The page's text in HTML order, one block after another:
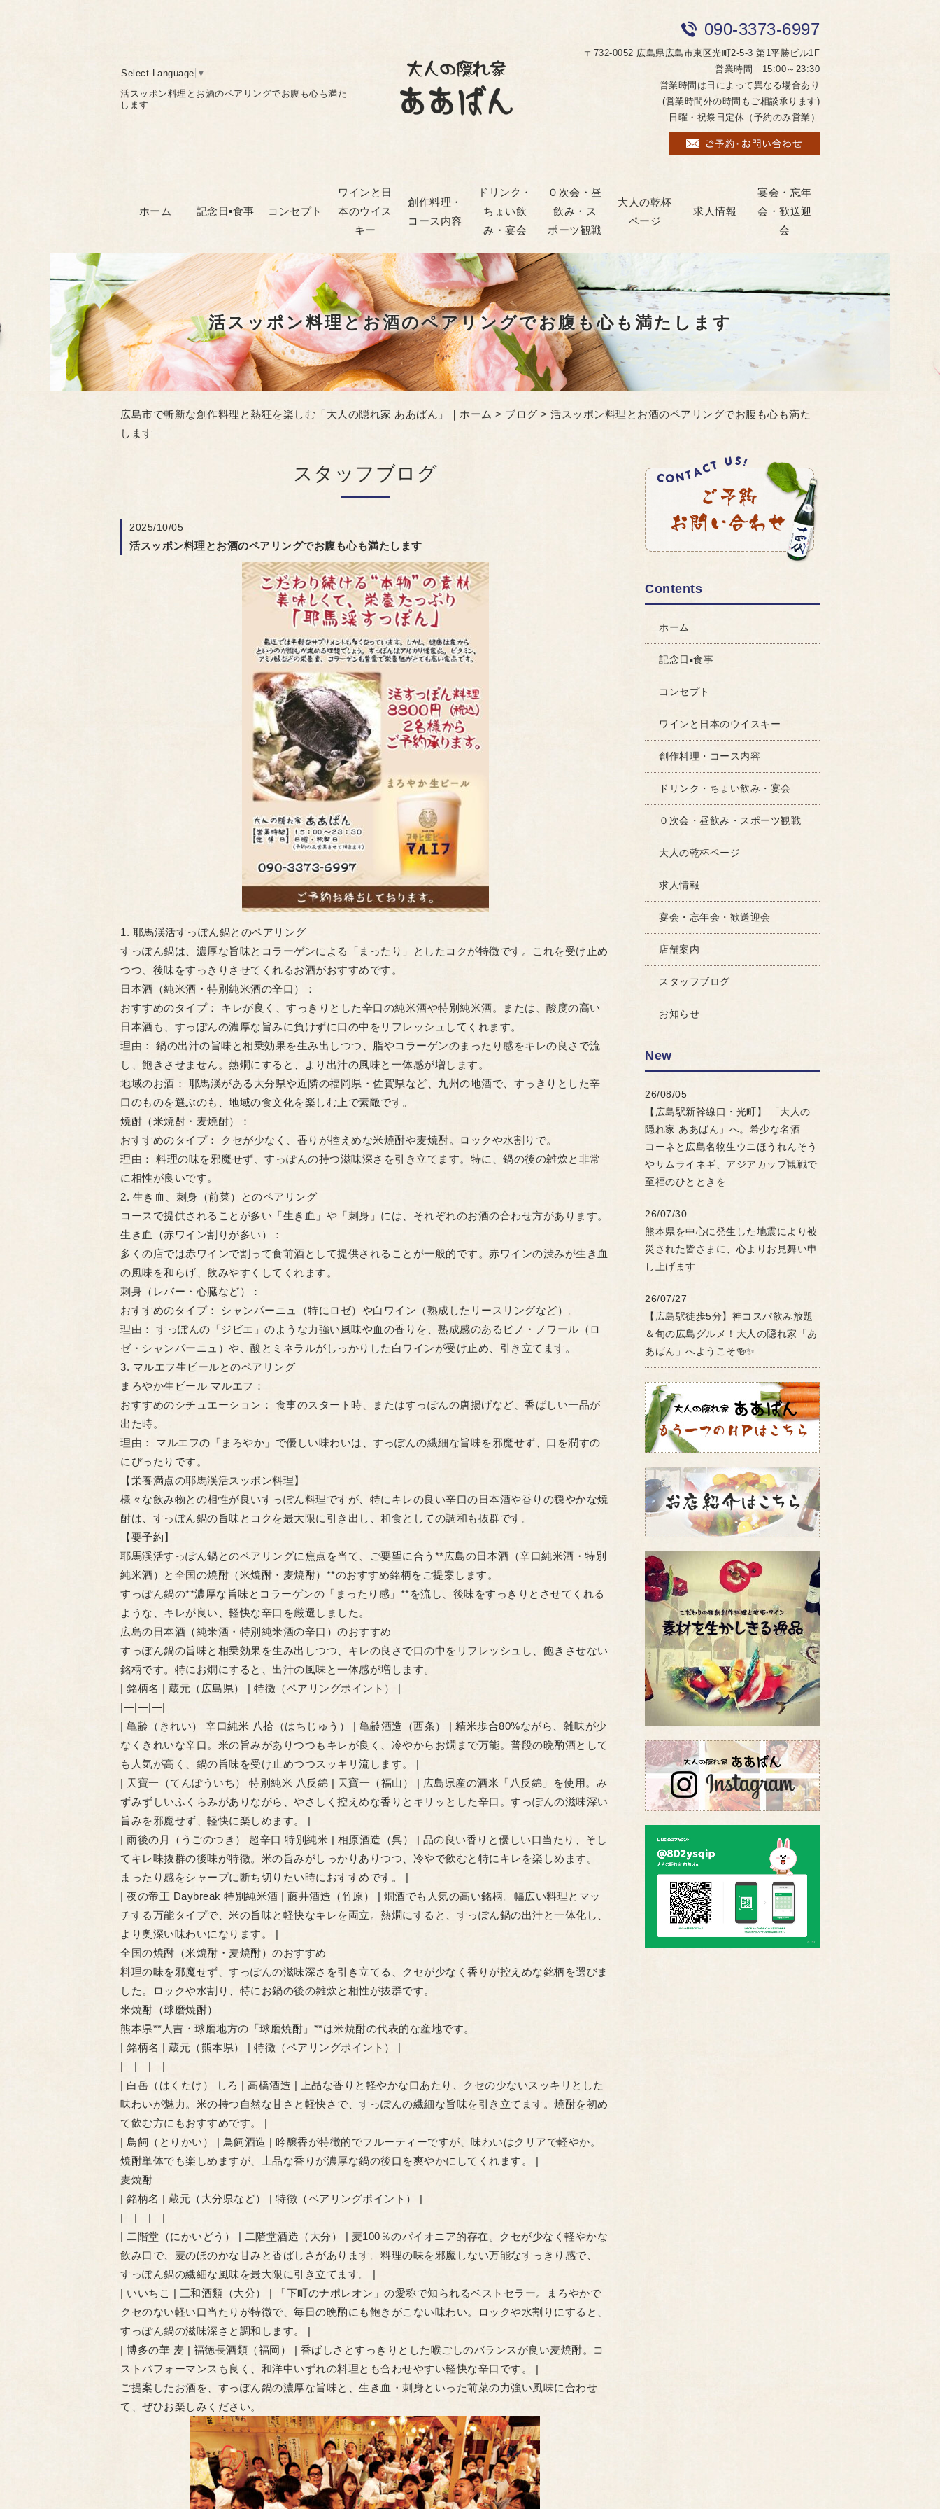
Select Language ▼
活スッポン料理とお酒のペアリングでお腹も心も満た
します
090-3373-6997
〒732-0052 広島県広島市東区光町2-5-3 第1平勝ビル1F
営業時間 15:00～23:30
営業時間は日によって異なる場合あり
(営業時間外の時間もご相談承ります)
日曜・祝祭日定休（予約のみ営業）
ホーム 記念日▪食事 コンセプト
ワインと日
本のウイス
キー
創作料理・
コース内容
ドリンク・
ちょい飲
み・宴会
０次会・昼
飲み・ス
ポーツ観戦
大人の乾杯
ページ
求人情報
宴会・忘年
会・歓送迎
会
活スッポン料理とお酒のペアリングでお腹も心も満たします
広島市で斬新な創作料理と熱狂を楽しむ「大人の隠れ家 ああばん」｜ホーム > ブログ > 活スッポン料理とお酒のペアリングでお腹も心も満た
します
スタッフブログ
2025/10/05
活スッポン料理とお酒のペアリングでお腹も心も満たします
1. 耶馬渓活すっぽん鍋とのペアリング
​すっぽん鍋は、濃厚な旨味とコラーゲンによる「まったり」としたコクが特徴です。これを受け止め
つつ、後味をすっきりさせてくれるお酒がおすすめです。
​日本酒（純米酒・特別純米酒の辛口）：
​おすすめのタイプ： キレが良く、すっきりとした辛口の純米酒や特別純米酒。または、酸度の高い
日本酒も、すっぽんの濃厚な旨みに負けずに口の中をリフレッシュしてくれます。
​理由： 鍋の出汁の旨味と相乗効果を生み出しつつ、脂やコラーゲンのまったり感をキレの良さで流
し、飽きさせません。熱燗にすると、より出汁の風味と一体感が増します。
​地域のお酒： 耶馬渓がある大分県や近隣の福岡県・佐賀県など、九州の地酒で、すっきりとした辛
口のものを選ぶのも、地域の食文化を楽しむ上で素敵です。
​焼酎（米焼酎・麦焼酎）：
​おすすめのタイプ： クセが少なく、香りが控えめな米焼酎や麦焼酎。ロックや水割りで。
​理由： 料理の味を邪魔せず、すっぽんの持つ滋味深さを引き立てます。特に、鍋の後の雑炊と非常
に相性が良いです。
​2. 生き血、刺身（前菜）とのペアリング
​コースで提供されることが多い「生き血」や「刺身」には、それぞれのお酒の合わせ方があります。
​生き血（赤ワイン割りが多い）：
​多くの店では赤ワインで割って食前酒として提供されることが一般的です。赤ワインの渋みが生き血
の風味を和らげ、飲みやすくしてくれます。
​刺身（レバー・心臓など）：
​おすすめのタイプ： シャンパーニュ（特にロゼ）や白ワイン（熟成したリースリングなど）。
​理由： すっぽんの「ジビエ」のような力強い風味や血の香りを、熟成感のあるピノ・ノワール（ロ
ゼ・シャンパーニュ）や、酸とミネラルがしっかりした白ワインが受け止め、引き立てます。
​3. マルエフ生ビールとのペアリング
​まろやか生ビール マルエフ：
​おすすめのシチュエーション： 食事のスタート時、またはすっぽんの唐揚げなど、香ばしい一品が
出た時。
​理由： マルエフの「まろやか」で優しい味わいは、すっぽんの繊細な旨味を邪魔せず、口を潤すの
にぴったりです。
​【栄養満点の耶馬渓活スッポン料理】
​様々な飲み物との相性が良いすっぽん料理ですが、特にキレの良い辛口の日本酒や香りの穏やかな焼
酎は、すっぽん鍋の旨味とコクを最大限に引き出し、和食としての調和も抜群です。
【要予約】
耶馬渓活すっぽん鍋とのペアリングに焦点を当て、ご要望に合う**広島の日本酒（辛口純米酒・特別
純米酒）と全国の焼酎（米焼酎・麦焼酎）**のおすすめ銘柄をご提案します。
すっぽん鍋の**濃厚な旨味とコラーゲンの「まったり感」**を流し、後味をすっきりとさせてくれる
ような、キレが良い、軽快な辛口を厳選しました。
広島の日本酒（純米酒・特別純米酒の辛口）のおすすめ
すっぽん鍋の旨味と相乗効果を生み出しつつ、キレの良さで口の中をリフレッシュし、飽きさせない
銘柄です。特にお燗にすると、出汁の風味と一体感が増します。
| 銘柄名 | 蔵元（広島県） | 特徴（ペアリングポイント） |
|—|—|—|
| 亀齢（きれい） 辛口純米 八拾（はちじゅう） | 亀齢酒造（西条） | 精米歩合80%ながら、雑味が少
なくきれいな辛口。米の旨みがありつつもキレが良く、冷やからお燗まで万能。普段の晩酌酒として
も人気が高く、鍋の旨味を受け止めつつスッキリ流します。 |
| 天寶一（てんぽういち） 特別純米 八反錦 | 天寶一（福山） | 広島県産の酒米「八反錦」を使用。み
ずみずしいふくらみがありながら、やさしく控えめな香りとキリッとした辛口。すっぽんの滋味深い
旨みを邪魔せず、軽快に楽しめます。 |
| 雨後の月（うごのつき） 超辛口 特別純米 | 相原酒造（呉） | 品の良い香りと優しい口当たり、そし
てキレ味抜群の後味が特徴。米の旨みがしっかりありつつ、冷やで飲むと特にキレを楽しめます。
まったり感をシャープに断ち切りたい時におすすめです。 |
| 夜の帝王 Daybreak 特別純米酒 | 藤井酒造（竹原） | 燗酒でも人気の高い銘柄。幅広い料理とマッ
チする万能タイプで、米の旨味と軽快なキレを両立。熱燗にすると、すっぽん鍋の出汁と一体化し、
より奥深い味わいになります。 |
全国の焼酎（米焼酎・麦焼酎）のおすすめ
料理の味を邪魔せず、すっぽんの滋味深さを引き立てる、クセが少なく香りが控えめな銘柄を選びま
した。ロックや水割り、特にお鍋の後の雑炊と相性が抜群です。
米焼酎（球磨焼酎）
熊本県**人吉・球磨地方の「球磨焼酎」**は米焼酎の代表的な産地です。
| 銘柄名 | 蔵元（熊本県） | 特徴（ペアリングポイント） |
|—|—|—|
| 白岳（はくたけ） しろ | 高橋酒造 | 上品な香りと軽やかな口あたり、クセの少ないスッキリとした
味わいが魅力。米の持つ自然な甘さと軽快さで、すっぽんの繊細な旨味を引き立てます。焼酎を初め
て飲む方にもおすすめです。 |
| 鳥飼（とりかい） | 鳥飼酒造 | 吟醸香が特徴的でフルーティーですが、味わいはクリアで軽やか。
焼酎単体でも楽しめますが、上品な香りが濃厚な鍋の後口を爽やかにしてくれます。 |
麦焼酎
| 銘柄名 | 蔵元（大分県など） | 特徴（ペアリングポイント） |
|—|—|—|
| 二階堂（にかいどう） | 二階堂酒造（大分） | 麦100％のパイオニア的存在。クセが少なく軽やかな
飲み口で、麦のほのかな甘みと香ばしさがあります。料理の味を邪魔しない万能なすっきり感で、
すっぽん鍋の繊細な風味を最大限に引き立てます。 |
| いいちこ | 三和酒類（大分） | 「下町のナポレオン」の愛称で知られるベストセラー。まろやかで
クセのない軽い口当たりが特徴で、毎日の晩酌にも飽きがこない味わい。ロックや水割りにすると、
すっぽん鍋の滋味深さと調和します。 |
| 博多の華 麦 | 福徳長酒類（福岡） | 香ばしさとすっきりとした喉ごしのバランスが良い麦焼酎。コ
ストパフォーマンスも良く、和洋中いずれの料理とも合わせやすい軽快な辛口です。 |
ご提案したお酒を、すっぽん鍋の濃厚な旨味と、生き血・刺身といった前菜の力強い風味に合わせ
て、ぜひお楽しみください。
Contents
ホーム
記念日▪食事
コンセプト
ワインと日本のウイスキー
創作料理・コース内容
ドリンク・ちょい飲み・宴会
０次会・昼飲み・スポーツ観戦
大人の乾杯ページ
求人情報
宴会・忘年会・歓送迎会
店舗案内
スタッフブログ
お知らせ
New
26/08/05
【広島駅新幹線口・光町】 「大人の
隠れ家 ああばん」へ。希少な名酒
コーネと広島名物生ウニほうれんそう
やサムライネギ、アジアカップ観戦で
至福のひとときを
26/07/30
熊本県を中心に発生した地震により被
災された皆さまに、心よりお見舞い申
し上げます
26/07/27
【広島駅徒歩5分】神コスパ飲み放題
＆旬の広島グルメ！大人の隠れ家「あ
あばん」へようこそ🍻✨